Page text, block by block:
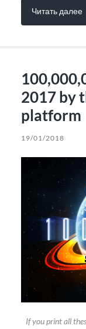
Читать далее
2017 by
platform
19/01/2018
If you print all